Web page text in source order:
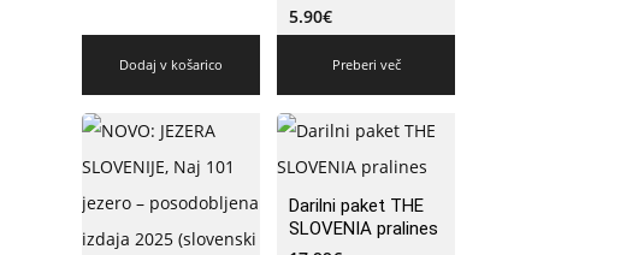
Dodaj v košarico
5.90€
Preberi več
Darilni paket THE
SLOVENIA pralines